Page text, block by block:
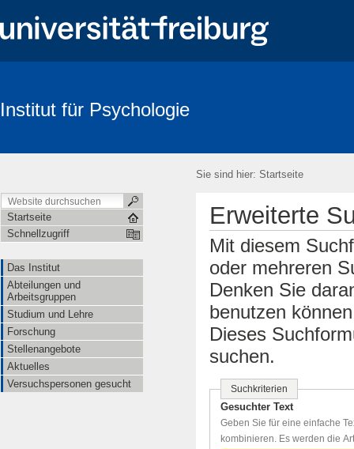
Institut für Psychologie
Sie sind hier: Startseite
Startseite
Schnellzugriff
Das Institut
Abteilungen und
Arbeitsgruppen
Studium und Lehre
Forschung
Stellenangebote
Aktuelles
Versuchspersonen gesucht
Erweiterte
Mit diesem
oder mehreren
Denken Sie
benutzen
Dieses
suchen.
Suchkriterien
Gesuchter Text
Geben Sie für eine einfache
kombinieren. Es werden die